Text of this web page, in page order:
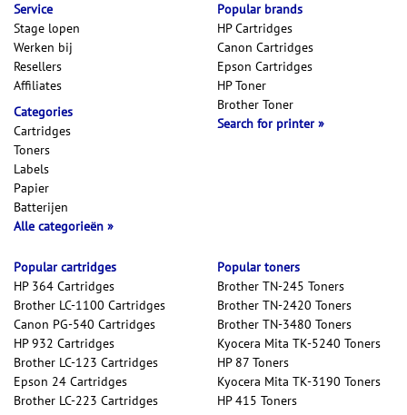
Service
Stage lopen
Werken bij
Resellers
Affiliates
Categories
Cartridges
Toners
Labels
Papier
Batterijen
Alle categorieën
Popular cartridges
HP 364 Cartridges
Brother LC-1100 Cartridges
Canon PG-540 Cartridges
HP 932 Cartridges
Brother LC-123 Cartridges
Epson 24 Cartridges
Brother LC-223 Cartridges
Popular toners
Brother TN-245 Toners
Brother TN-2420 Toners
Brother TN-3480 Toners
Kyocera Mita TK-5240 Toners
HP 87 Toners
Kyocera Mita TK-3190 Toners
HP 415 Toners
Popular brands
HP Cartridges
Canon Cartridges
Epson Cartridges
HP Toner
Brother Toner
Search for printer